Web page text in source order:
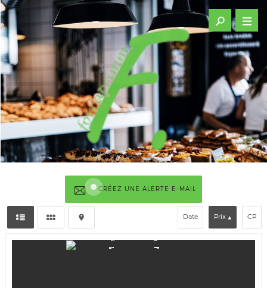
CRÉEZ UNE ALERTE E-MAIL
Date Prix CP